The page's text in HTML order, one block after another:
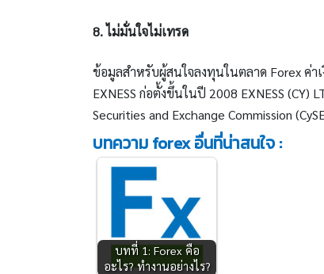
8. ไม่มั่นใจไม่เทรด
ข้อมูลสำหรับผู้สนใจลงทุนในตลาด Forex ค่า
EXNESS ก่อตั้งขึ้นในปี 2008 EXNESS
Securities and Exchange Commission
บทความ forex อื่นที่น่าสนใจ :
บทที่ 1: Forex คือ
อะไร? ทำงานอย่างไร?